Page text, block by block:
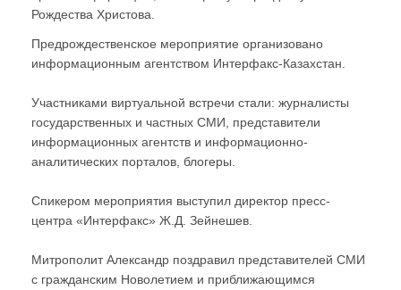
Рождества Христова.
Предрождественское мероприятие организовано
информационным агентством Интерфакс-Казахстан.
Участниками виртуальной встречи стали: журналисты
государственных и частных СМИ, представители
информационных агентств и информационно-
аналитических порталов, блогеры.
Спикером мероприятия выступил директор пресс-
центра «Интерфакс» Ж.Д. Зейнешев.
Митрополит Александр поздравил представителей СМИ
с гражданским Новолетием и приближающимся